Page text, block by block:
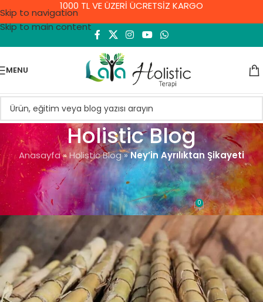
Skip to navigation
Skip to main content
1000 TL VE ÜZERİ ÜCRETSİZ KARGO
MENU
Holistic Blog
Anasayfa»Holistic Blog»Ney’in Ayrılıktan Şikayeti
GENEL
Ney’in Ayrılıktan Şikayeti
Demet YıldırımOn 9 Eylül 2021 0